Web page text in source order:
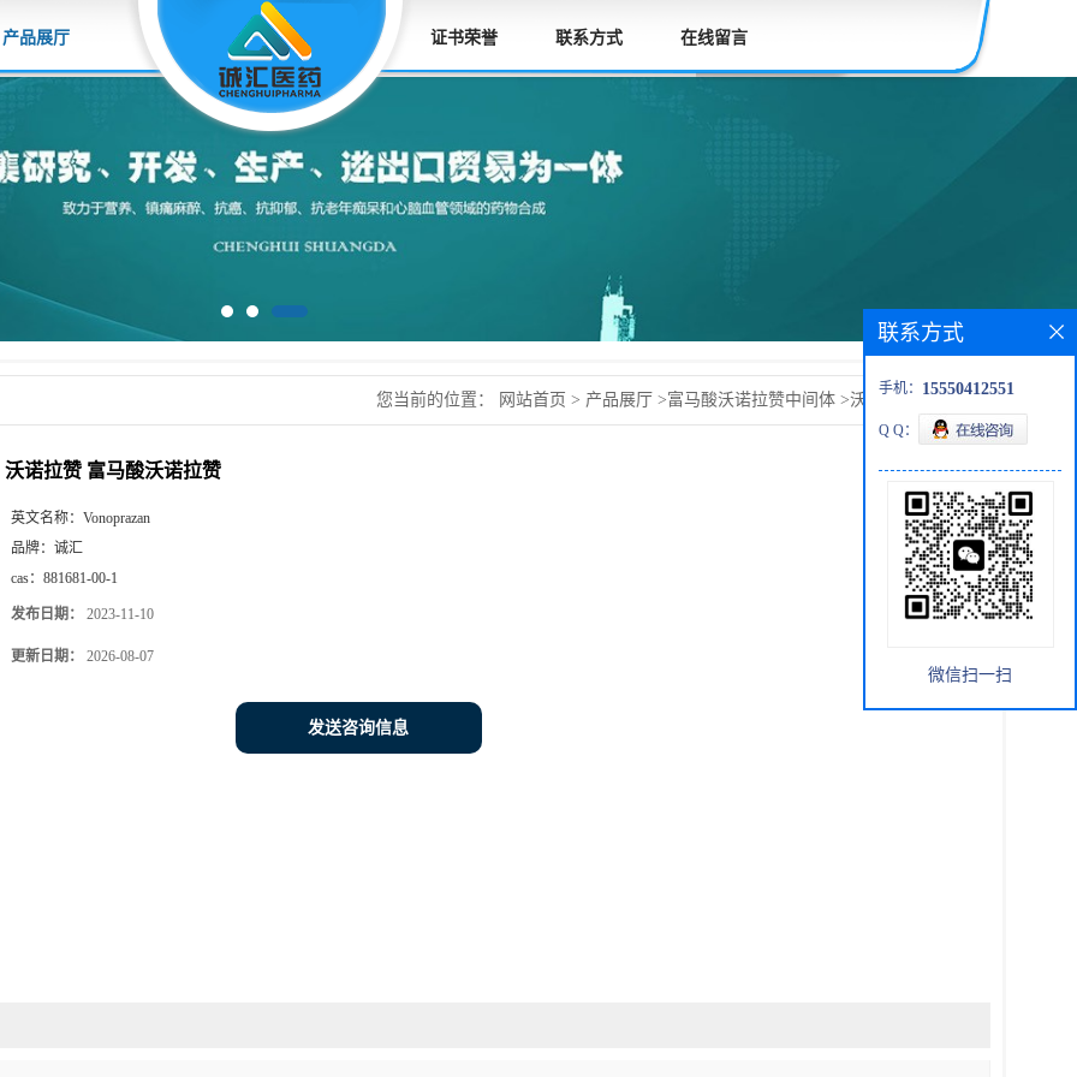
产品展厅 证书荣誉 联系方式 在线留言
您当前的位置： 网站首页 > 产品展厅 >富马酸沃诺拉赞中间体 >沃诺拉赞 富马酸
沃诺拉赞 富马酸沃诺拉赞
英文名称： Vonoprazan
品牌： 诚汇
cas： 881681-00-1
发布日期： 2023-11-10
更新日期： 2026-08-07
发送咨询信息
联系方式
手机： 15550412551
Q Q：
微信扫一扫